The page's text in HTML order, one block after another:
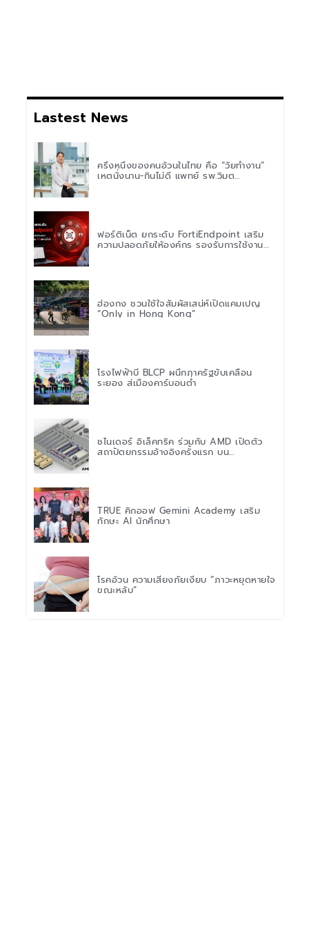
Lastest News
ครึ่งหนึ่งของคนอ้วนในไทย คือ “วัยทำงาน”
เหตุนั่งนาน-กินไม่ดี แพทย์ รพ.วิมุต
ฟอร์ติเน็ต ยกระดับ FortiEndpoint เสริม
ความปลอดภัยให้องค์กร รองรับการใช้งาน
ฮ่องกง ชวนใช้ใจสัมผัสเสน่ห์เปิดแคมเปญ
“Only in Hong Kong”
โรงไฟฟ้าบี BLCP ผนึกภาครัฐขับเคลื่อน
ระยอง สู่เมืองคาร์บอนต่ำ
ชไนเดอร์ อิเล็คทริค ร่วมกับ AMD เปิดตัว
สถาปัตยกรรมอ้างอิงครั้งแรก บน
TRUE คิกออฟ Gemini Academy เสริม
ทักษะ AI นักศึกษา
โรคอ้วน ความเสี่ยงภัยเงียบ “ภาวะหยุดหายใจ
ขณะหลับ”